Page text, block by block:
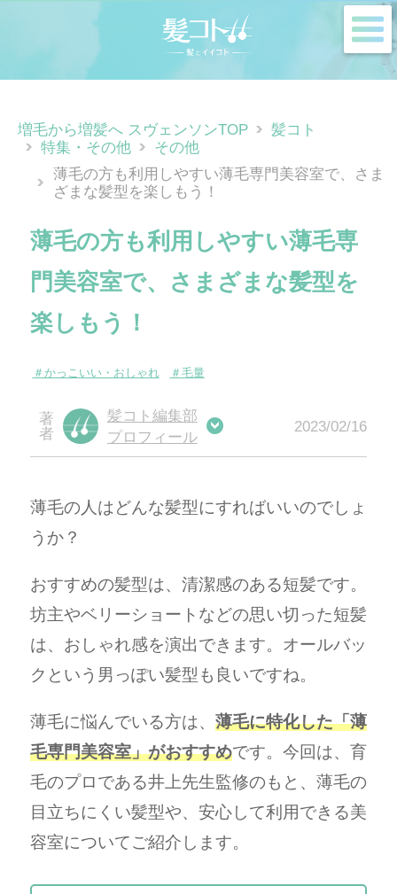
増毛から増髪へ スヴェンソンTOP
髪コト
特集・その他
その他
薄毛の方も利用しやすい薄毛専門美容室で、さま
ざまな髪型を楽しもう！
薄毛の方も利用しやすい薄毛専
門美容室で、さまざまな髪型を
楽しもう！
＃かっこいい・おしゃれ ＃毛量
髪コト編集部
プロフィール
2023/02/16
薄毛の人はどんな髪型にすればいいのでしょ
うか？
おすすめの髪型は、清潔感のある短髪です。
坊主やベリーショートなどの思い切った短髪
は、おしゃれ感を演出できます。オールバッ
クという男っぽい髪型も良いですね。
薄毛に悩んでいる方は、 薄毛に特化した「薄
毛専門美容室」がおすすめです。今回は、育
毛のプロである井上先生監修のもと、薄毛の
目立ちにくい髪型や、安心して利用できる美
容室についてご紹介します。